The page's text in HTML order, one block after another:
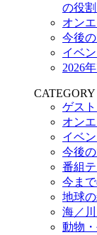
の役
オン
今後
イベ
2026
CATEGORY
ゲス
オン
イベ
今後
番組
今ま
地球
海／
動物